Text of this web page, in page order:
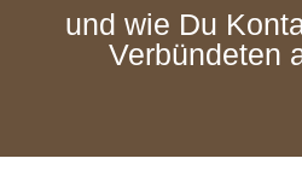
und wie Du
Verbündeten